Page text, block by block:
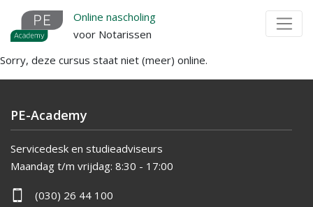
Overslaan
naar
de
inhoud
Online nascholing
voor Notarissen
Sorry, deze cursus staat niet (meer) online.
PE-Academy
Servicedesk en studieadviseurs
Maandag t/m vrijdag: 8:30 - 17:00
(030) 26 44 100